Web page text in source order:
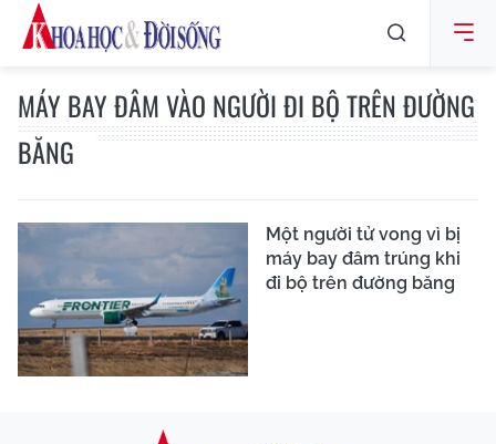
MÁY BAY ĐÂM VÀO NGƯỜI ĐI BỘ TRÊN ĐƯỜNG
BĂNG
Một người tử vong vì bị
máy bay đâm trúng khi
đi bộ trên đường băng